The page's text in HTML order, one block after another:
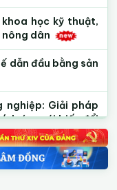
học kỹ thuật,
nông dân
dẫn đầu bằng sản
nghiệp: Giải pháp
ứng với biến đổi
của Liên minh